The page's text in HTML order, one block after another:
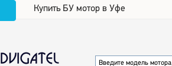
Купить БУ мотор в Уфе